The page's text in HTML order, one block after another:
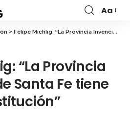
Aa
> Felipe Michlig: “La Provincia Invencible de Santa Fe tiene nueva Constitución”
“La Provincia
Santa Fe tiene